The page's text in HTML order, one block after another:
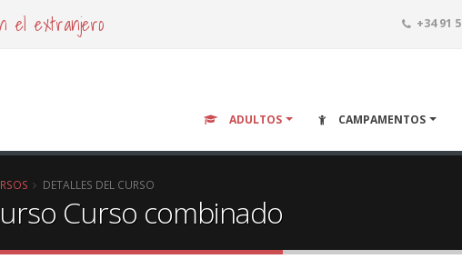
el extranjero +34 91
ADULTOS CAMPAMENTOS
DETALLES DEL CURSO
Curso combinado